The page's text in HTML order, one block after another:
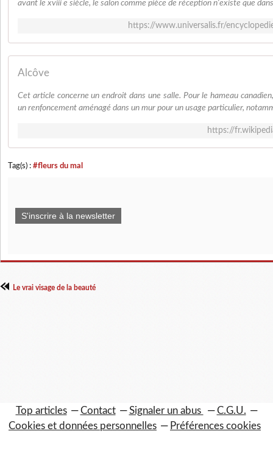
avant le xviii e siècle, le salon comme pièce de réception n'existe que
https://www.universalis.fr/
Alcôve
Cet article concerne un endroit dans une salle. Pour le hameau
un renfoncement aménagé dans un mur pour un usage particulier,
https://
Tag(s) : #fleurs du mal
S'inscrire à la newsletter
Le vrai visage de la beauté
Top articles Contact Signaler un abus
C.G.U.
Cookies et données personnelles
Préférences cookies